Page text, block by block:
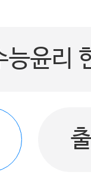
능윤리